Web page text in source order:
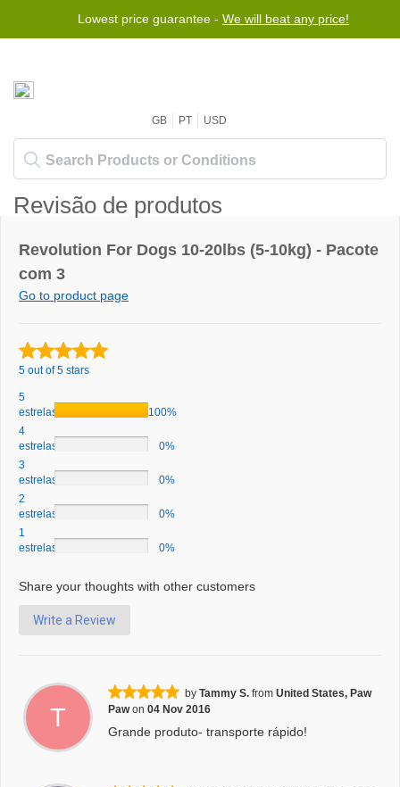
Lowest price guarantee - We will beat any price!
GB PT USD
Revisão de produtos
Revolution For Dogs 10-20lbs (5-10kg) - Pacote
com 3
Go to product page
5 out of 5 stars
5
estrelas
100%
4
estrelas
0%
3
estrelas
0%
2
estrelas
0%
1
estrelas
0%
Share your thoughts with other customers
Write a Review
T
by Tammy S. from United States, Paw
Paw on 04 Nov 2016
Grande produto- transporte rápido!